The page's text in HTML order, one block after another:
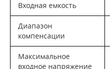
Входная емкость
Диапазон
компенсации
Максимальное
входное напряжение